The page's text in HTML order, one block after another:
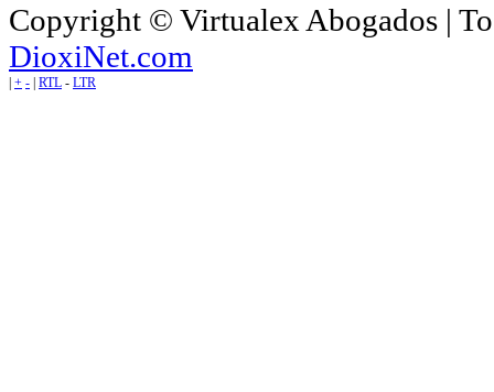
Copyright © Virtualex Abogados |
DioxiNet.com
| + - | RTL - LTR